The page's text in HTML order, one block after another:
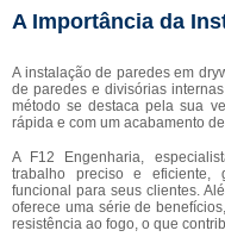
A Importância da
A instalação de paredes em
de paredes e divisórias
método se destaca pela sua
rápida e com um acabamento
A F12 Engenharia,
trabalho preciso e eficiente,
funcional para seus clientes.
oferece uma série de
resistência ao fogo, o que